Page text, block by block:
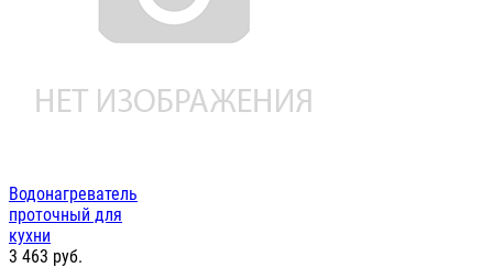
Водонагреватель
проточный для
кухни
3 463 руб.